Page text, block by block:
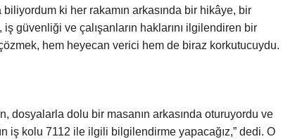
ki her rakamın arkasında bir hikâye, bir
güvenliği ve çalışanların haklarını ilgilendiren bir
hem heyecan verici hem de biraz korkutucuydu.
dosyalarla dolu bir masanın arkasında oturuyordu ve
iş kolu 7112 ile ilgili bilgilendirme yapacağız,” dedi. O